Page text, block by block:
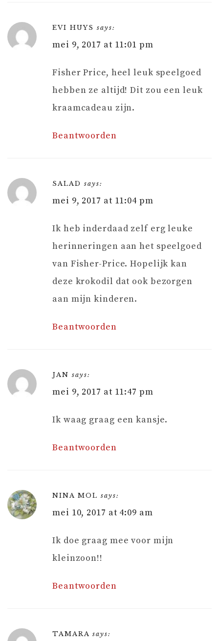
EVI HUYS says:
mei 9, 2017 at 11:01 pm
Fisher Price, heel leuk speelgoed
hebben ze altijd! Dit zou een leuk
kraamcadeau zijn.
Beantwoorden
SALAD says:
mei 9, 2017 at 11:04 pm
Ik heb inderdaad zelf erg leuke
herinneringen aan het speelgoed
van Fisher-Price. Hopelijk kan
deze krokodil dat ook bezorgen
aan mijn kinderen.
Beantwoorden
JAN says:
mei 9, 2017 at 11:47 pm
Ik waag graag een kansje.
Beantwoorden
NINA MOL says:
mei 10, 2017 at 4:09 am
Ik doe graag mee voor mijn
kleinzoon!!
Beantwoorden
TAMARA says: